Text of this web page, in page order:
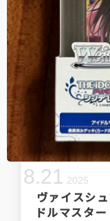
ヴァイスシ
ドルマスタ
8.21 2025